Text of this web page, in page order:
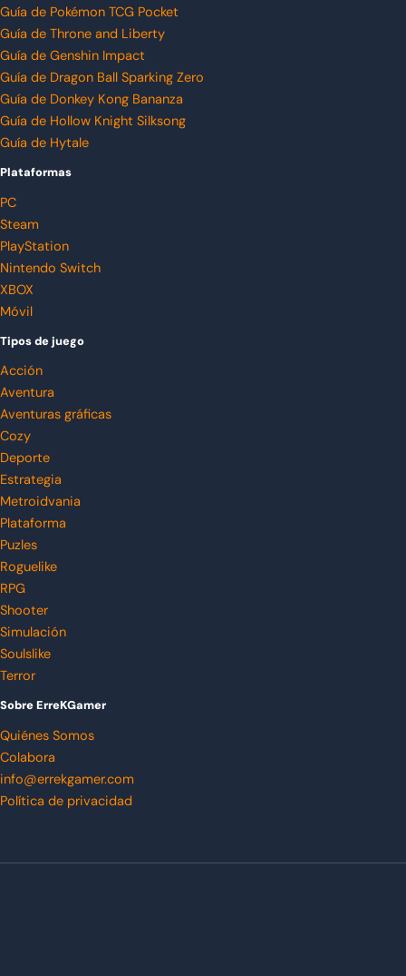
Guía de Pokémon TCG Pocket
Guía de Throne and Liberty
Guía de Genshin Impact
Guía de Dragon Ball Sparking Zero
Guía de Donkey Kong Bananza
Guía de Hollow Knight Silksong
Guía de Hytale
Plataformas
PC
Steam
PlayStation
Nintendo Switch
XBOX
Móvil
Tipos de juego
Acción
Aventura
Aventuras gráficas
Cozy
Deporte
Estrategia
Metroidvania
Plataforma
Puzles
Roguelike
RPG
Shooter
Simulación
Soulslike
Terror
Sobre ErreKGamer
Quiénes Somos
Colabora
info@errekgamer.com
Política de privacidad